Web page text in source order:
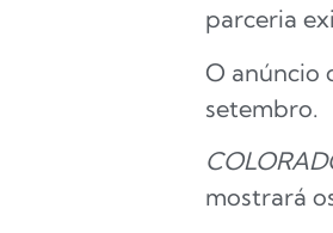
parceria
O anúncio
setembro.
mostrará